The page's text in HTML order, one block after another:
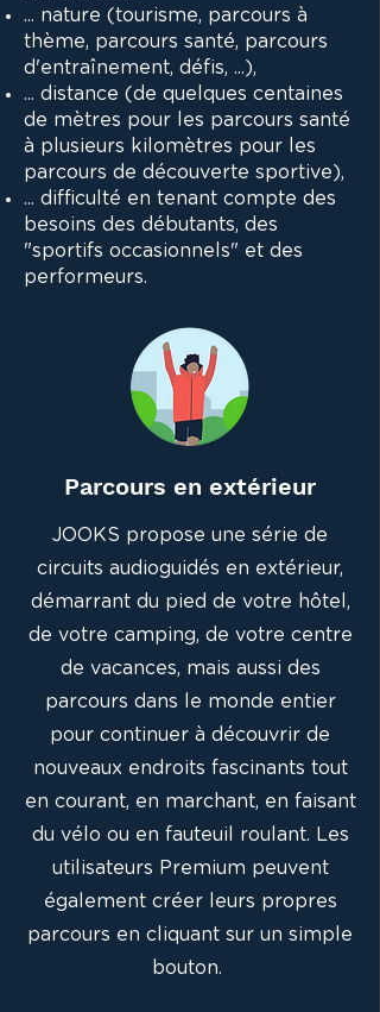
... nature (tourisme, parcours à
thème, parcours santé, parcours
d'entraînement, défis, ...),
... distance (de quelques centaines
de mètres pour les parcours santé
à plusieurs kilomètres pour les
parcours de découverte sportive),
... difficulté en tenant compte des
besoins des débutants, des
"sportifs occasionnels" et des
performeurs.
Parcours en extérieur
JOOKS propose une série de
circuits audioguidés en extérieur,
démarrant du pied de votre hôtel,
de votre camping, de votre centre
de vacances, mais aussi des
parcours dans le monde entier
pour continuer à découvrir de
nouveaux endroits fascinants tout
en courant, en marchant, en faisant
du vélo ou en fauteuil roulant. Les
utilisateurs Premium peuvent
également créer leurs propres
parcours en cliquant sur un simple
bouton.